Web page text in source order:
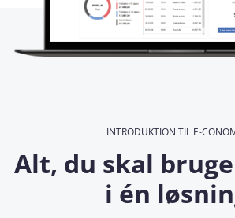
INTRODUKTION TIL E-
Alt, du skal
i én